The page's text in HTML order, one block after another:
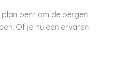
plan bent om de bergen
Of je nu een ervaren